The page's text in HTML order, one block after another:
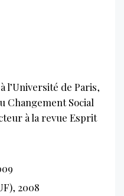
l’Université de Paris,
Changement Social
à la revue Esprit
2008